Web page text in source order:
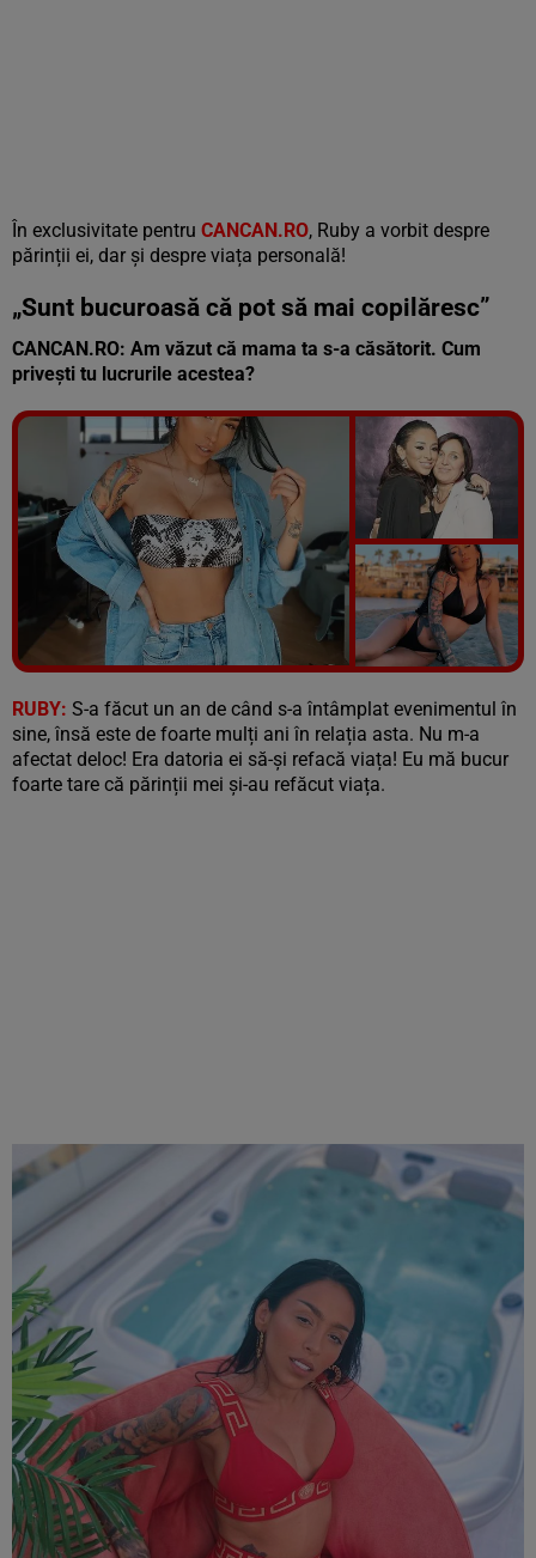
În exclusivitate pentru CANCAN.RO, Ruby a vorbit despre
părinții ei, dar și despre viața personală!
„Sunt bucuroasă că pot să mai copilăresc”
CANCAN.RO: Am văzut că mama ta s-a căsătorit. Cum
privești tu lucrurile acestea?
Vezi galeria foto
13 poze
RUBY: S-a făcut un an de când s-a întâmplat evenimentul în
sine, însă este de foarte mulți ani în relația asta. Nu m-a
afectat deloc! Era datoria ei să-și refacă viața! Eu mă bucur
foarte tare că părinții mei și-au refăcut viața.